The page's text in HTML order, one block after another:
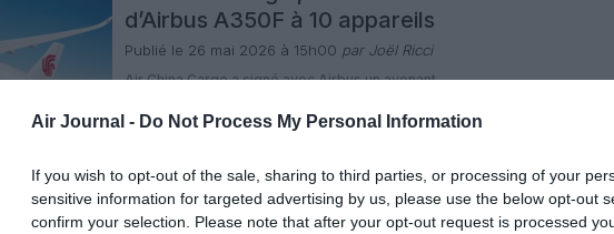
Air Journal - Do Not Process My Personal Information
If you wish to opt-out of the sale, sharing to third parties, or processing of your
sensitive information for targeted advertising by us, please use the below opt-out
confirm your selection. Please note that after your opt-out request is processed
d’Airbus A350F à 10 appareils
Publié le 26 mai 2026 à 15h00 par Joël Ricci
Air China Cargo a signé avec Airbus un avenant
l’A350F, ce qui porte à 10 le nombre total d’appareils
commandés par la compagnie cargo chinoise. Le premier
confirme l’intérêt des opérateurs […]
Actualité En chiffres Perspective